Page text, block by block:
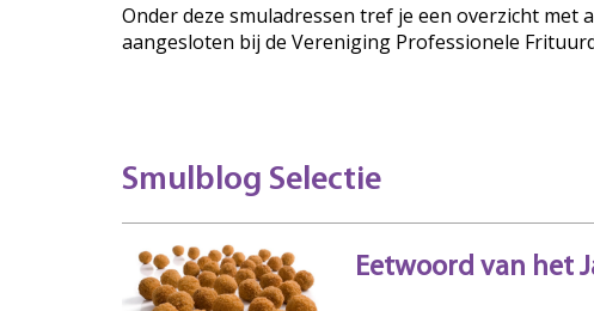
Onder deze smuladressen tref je een overzicht met
aangesloten bij de Vereniging Professionele
Smulblog Selectie
Eetwoord van het